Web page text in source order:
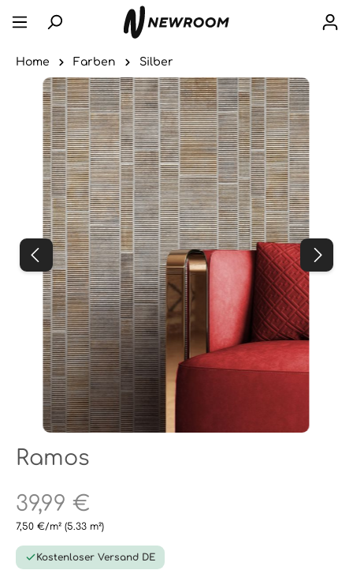
Home Farben Silber
Ramos
39,99 €
7,50 €/m² (5.33 m²)
Kostenloser Versand DE